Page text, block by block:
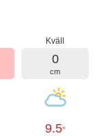
Kväll
0
cm
9.5°